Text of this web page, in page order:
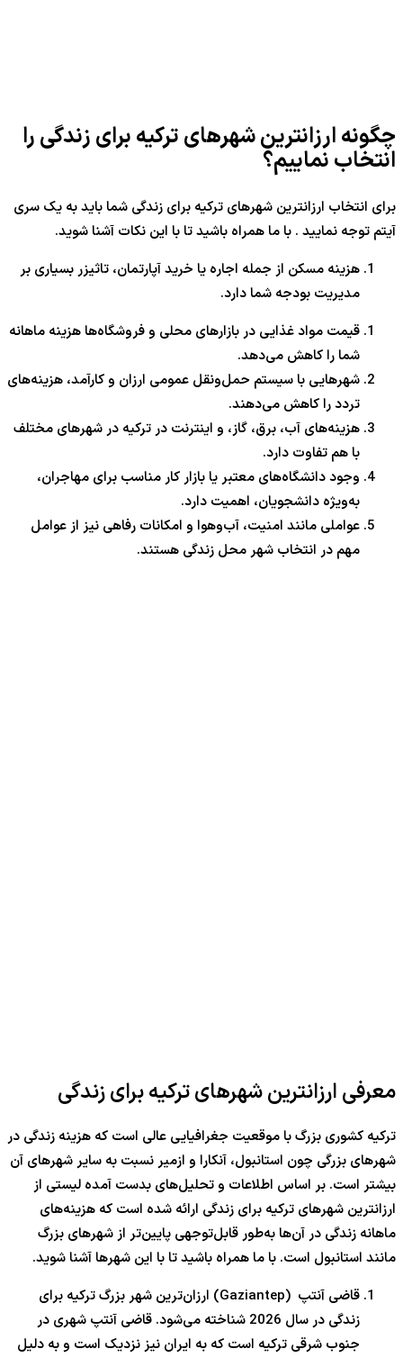
چگونه ارزانترین شهرهای ترکیه برای زندگی را
انتخاب نماییم؟
برای انتخاب ارزانترین شهرهای ترکیه برای زندگی شما باید به یک سری
آیتم توجه نمایید . با ما همراه باشید تا با این نکات آشنا شوید.
هزینه مسکن از جمله اجاره یا خرید آپارتمان، تاثیزر بسیاری بر
مدیریت بودجه شما دارد.
قیمت مواد غذایی در بازارهای محلی و فروشگاه‌ها هزینه ماهانه
شما را کاهش می‌دهد.
شهرهایی با سیستم حمل‌ونقل عمومی ارزان و کارآمد، هزینه‌های
تردد را کاهش می‌دهند.
هزینه‌های آب، برق، گاز، و اینترنت در ترکیه در شهرهای مختلف
با هم تفاوت دارد.
وجود دانشگاه‌های معتبر یا بازار کار مناسب برای مهاجران،
به‌ویژه دانشجویان، اهمیت دارد.
عواملی مانند امنیت، آب‌وهوا و امکانات رفاهی نیز از عوامل
مهم در انتخاب شهر محل زندگی هستند.
معرفی ارزانترین شهرهای ترکیه برای زندگی
ترکیه کشوری بزرگ با موقعیت جغرافیایی عالی است که هزینه زندگی در
شهرهای بزرگی چون استانبول، آنکارا و ازمیر نسبت به سایر شهرهای آن
بیشتر است. بر اساس اطلاعات و تحلیل‌های بدست آمده لیستی از
ارزانترین شهرهای ترکیه برای زندگی ارائه شده است که هزینه‌های
ماهانه زندگی در آن‌ها به‌طور قابل‌توجهی پایین‌تر از شهرهای بزرگ
مانند استانبول است. با ما همراه باشید تا با این شهرها آشنا شوید.
قاضی آنتپ (Gaziantep) ارزان‌ترین شهر بزرگ ترکیه برای
زندگی در سال 2026 شناخته می‌شود. قاضی آنتپ شهری در
جنوب شرقی ترکیه است که به ایران نیز نزدیک است و به دلیل